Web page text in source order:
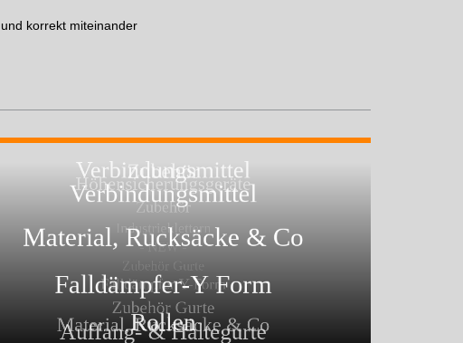
korrekt miteinander